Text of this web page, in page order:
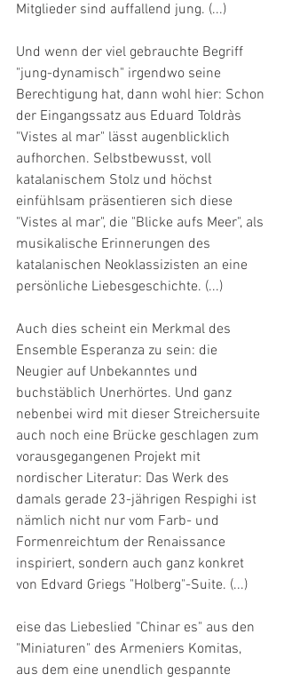
Mitglieder sind auffallend jung. (...)
Und wenn der viel gebrauchte Begriff
"jung-dynamisch" irgendwo seine
Berechtigung hat, dann wohl hier: Schon
der Eingangssatz aus Eduard Toldràs
"Vistes al mar" lässt augenblicklich
aufhorchen. Selbstbewusst, voll
katalanischem Stolz und höchst
einfühlsam präsentieren sich diese
"Vistes al mar", die "Blicke aufs Meer", als
musikalische Erinnerungen des
katalanischen Neoklassizisten an eine
persönliche Liebesgeschichte. (...)
Auch dies scheint ein Merkmal des
Ensemble Esperanza zu sein: die
Neugier auf Unbekanntes und
buchstäblich Unerhörtes. Und ganz
nebenbei wird mit dieser Streichersuite
auch noch eine Brücke geschlagen zum
vorausgegangenen Projekt mit
nordischer Literatur: Das Werk des
damals gerade 23-jährigen Respighi ist
nämlich nicht nur vom Farb- und
Formenreichtum der Renaissance
inspiriert, sondern auch ganz konkret
von Edvard Griegs "Holberg"-Suite. (...)
eise das Liebeslied "Chinar es" aus den
"Miniaturen" des Armeniers Komitas,
aus dem eine unendlich gespannte